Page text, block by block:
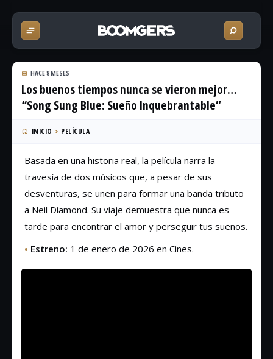
HACE 8 MESES
Los buenos tiempos nunca se vieron mejor…
“Song Sung Blue: Sueño Inquebrantable”
INICIO PELÍCULA
Basada en una historia real, la película narra la
travesía de dos músicos que, a pesar de sus
desventuras, se unen para formar una banda tributo
a Neil Diamond. Su viaje demuestra que nunca es
tarde para encontrar el amor y perseguir tus sueños.
• Estreno: 1 de enero de 2026 en Cines.